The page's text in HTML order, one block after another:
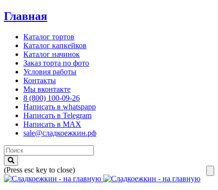
Главная
Каталог тортов
Каталог капкейков
Каталог начинок
Заказ торта по фото
Условия работы
Контакты
Мы вконтакте
8 (800) 100-09-26
Написать в whatspapp
Написать в Telegram
Написать в MAX
sale@сладкоежкин.рф
(Press esc key to close)